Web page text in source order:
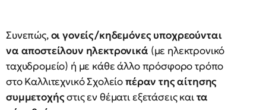
Συνεπώς,οι γονείς/κηδεμόνες υποχρεούνται
να αποστείλουν ηλεκτρονικά (με ηλεκτρονικό
ταχυδρομείο) ή με κάθε άλλο πρόσφορο τρόπο
στο Καλλιτεχνικό Σχολείοπέραν της αίτησης
συμμετοχήςστις εν θέματι εξετάσεις καιτα